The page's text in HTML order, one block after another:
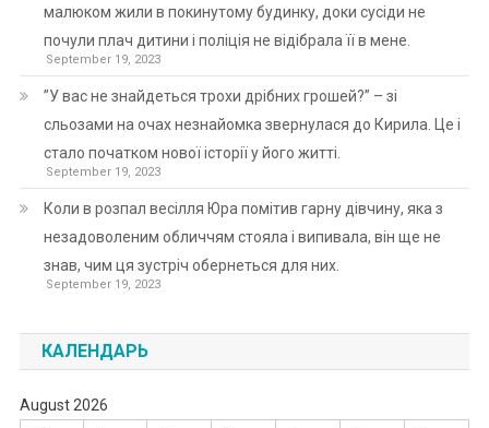
малюком жили в покинутому будинку, доки сусіди не
почули плач дитини і поліція не відібрала її в мене.
September 19, 2023
”У вас не знайдеться трохи дрібних грошей?” – зі
сльозами на очах незнайомка звернулася до Кирила. Це і
стало початком нової історії у його житті.
September 19, 2023
Коли в розпал весілля Юра помітив гарну дівчину, яка з
незадоволеним обличчям стояла і випивала, він ще не
знав, чим ця зустріч обернеться для них.
September 19, 2023
КАЛЕНДАРЬ
August 2026